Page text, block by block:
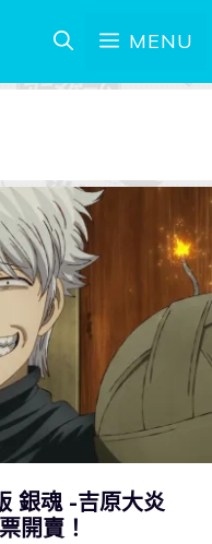
MENU
銀魂 -吉原大炎
開賣！